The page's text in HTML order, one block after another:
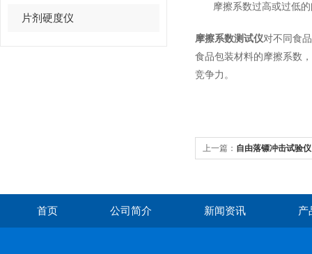
片剂硬度仪
摩擦系数过高或过低
摩擦系数测试仪对不同食
食品包装材料的摩擦系数
竞争力。
上一篇： 自由落镖冲击试验
首页 公司简介 新闻资讯 产